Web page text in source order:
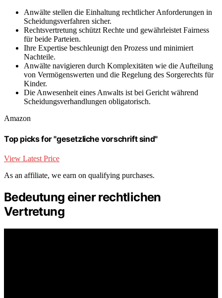
Anwälte stellen die Einhaltung rechtlicher Anforderungen in
Scheidungsverfahren sicher.
Rechtsvertretung schützt Rechte und gewährleistet Fairness
für beide Parteien.
Ihre Expertise beschleunigt den Prozess und minimiert
Nachteile.
Anwälte navigieren durch Komplexitäten wie die Aufteilung
von Vermögenswerten und die Regelung des Sorgerechts für
Kinder.
Die Anwesenheit eines Anwalts ist bei Gericht während
Scheidungsverhandlungen obligatorisch.
Amazon
Top picks for "gesetzliche vorschrift sind"
View Latest Price
As an affiliate, we earn on qualifying purchases.
Bedeutung einer rechtlichen
Vertretung